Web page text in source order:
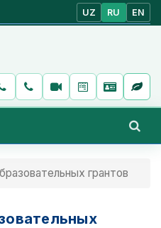
UZ RU EN
грантов